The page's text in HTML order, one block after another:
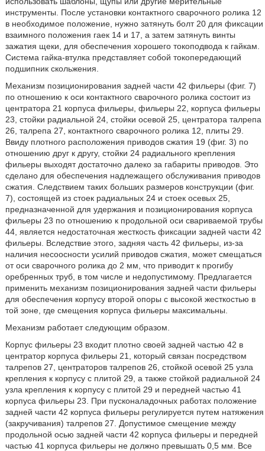
инструменты. После установки контактного сварочного ролика 12
в необходимое положение, нужно затянуть болт 20 для фиксации
взаимного положения гаек 14 и 17, а затем затянуть винты
зажатия щеки, для обеспечения хорошего токоподвода к гайкам.
Система гайка-втулка представляет собой токопередающий
подшипник скольжения.
Механизм позиционирования задней части 42 фильеры (фиг. 7)
по отношению к оси контактного сварочного ролика состоит из
центратора 21 корпуса фильеры, фильеры 22, корпуса фильеры
23, стойки радиальной 24, стойки осевой 25, центратора талрепа
26, талрепа 27, контактного сварочного ролика 12, плиты 29.
Ввиду плотного расположения приводов сжатия 19 (фиг. 3) по
отношению друг к другу, стойки 24 радиального крепления
фильеры выходят достаточно далеко за габариты приводов. Это
сделано для обеспечения надлежащего обслуживания приводов
сжатия. Следствием таких больших размеров конструкции (фиг.
7), состоящей из стоек радиальных 24 и стоек осевых 25,
предназначенной для удержания и позиционирования корпуса
фильеры 23 по отношению к продольной оси свариваемой трубы
44, является недостаточная жесткость фиксации задней части 42
фильеры. Вследствие этого, задняя часть 42 фильеры, из-за
наличия несоосности усилий приводов сжатия, может смещаться
от оси сварочного ролика до 2 мм, что приводит к прогибу
оребренных труб, в том числе и недопустимому. Предлагается
применить механизм позиционирования задней части фильеры
для обеспечения корпусу второй опоры с высокой жесткостью в
той зоне, где смещения корпуса фильеры максимальны.
Механизм работает следующим образом.
Корпус фильеры 23 входит плотно своей задней частью 42 в
центратор корпуса фильеры 21, который связан посредством
талрепов 27, центраторов талрепов 26, стойкой осевой 25 узла
крепления к корпусу с плитой 29, а также стойкой радиальной 24
узла крепления к корпусу с плитой 29 и передней частью 41
корпуса фильеры 23. При пусконаладочных работах положение
задней части 42 корпуса фильеры регулируется путем натяжения
(закручивания) талрепов 27. Допустимое смещение между
продольной осью задней части 42 корпуса фильеры и передней
частью 41 корпуса фильеры не должно превышать 0,5 мм. Все